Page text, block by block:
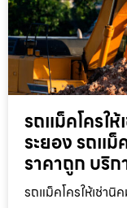
รถแม็คโครใ
ระยอง รถแม็
ราคาถูก บริก
รถแม็คโครให้เช่านิ